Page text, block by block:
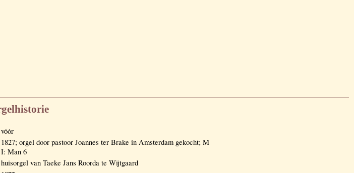
vóór
1827; orgel door pastoor Joannes ter Brake in Amsterdam gekocht; M
I: Man 6
huisorgel van Taeke Jans Roorda te Wijtgaard